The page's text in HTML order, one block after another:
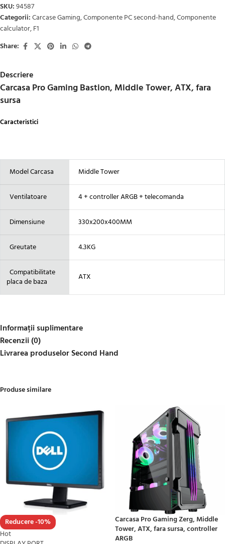
SKU:94587
Categorii:Carcase Gaming,Componente PC second-hand,Componente
calculator,F1
Share:
Descriere
Carcasa Pro Gaming Bastion, Middle Tower, ATX, fara
sursa
Caracteristici
Model Carcasa Middle Tower
Ventilatoare 4 + controller ARGB + telecomanda
Dimensiune 330x200x400MM
Greutate 4.3KG
Compatibilitate
placa de baza
ATX
Informații suplimentare
Recenzii (0)
Livrarea produselor Second Hand
Produse similare
Reducere -10%
Hot
Carcasa Pro Gaming Zerg, Middle
Tower, ATX, fara sursa, controller
ARGB